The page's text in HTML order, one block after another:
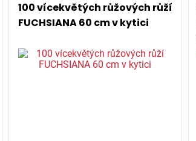
100 vícekvětých růžových růží
FUCHSIANA 60 cm v kytici